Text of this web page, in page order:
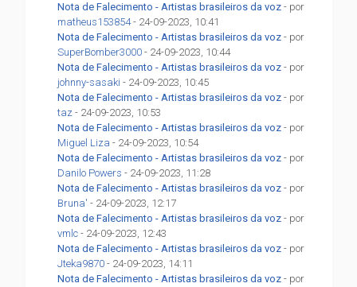
Nota de Falecimento - Artistas brasileiros da voz - por
matheus153854- 24-09-2023, 10:41
Nota de Falecimento - Artistas brasileiros da voz - por
SuperBomber3000 - 24-09-2023, 10:44
Nota de Falecimento - Artistas brasileiros da voz - por
johnny-sasaki - 24-09-2023, 10:45
Nota de Falecimento - Artistas brasileiros da voz - por
taz - 24-09-2023, 10:53
Nota de Falecimento - Artistas brasileiros da voz - por
Miguel Liza - 24-09-2023, 10:54
Nota de Falecimento - Artistas brasileiros da voz - por
Danilo Powers - 24-09-2023, 11:28
Nota de Falecimento - Artistas brasileiros da voz - por
Bruna' - 24-09-2023, 12:17
Nota de Falecimento - Artistas brasileiros da voz - por
vmlc - 24-09-2023, 12:43
Nota de Falecimento - Artistas brasileiros da voz - por
Jteka9870 - 24-09-2023, 14:11
Nota de Falecimento - Artistas brasileiros da voz - por